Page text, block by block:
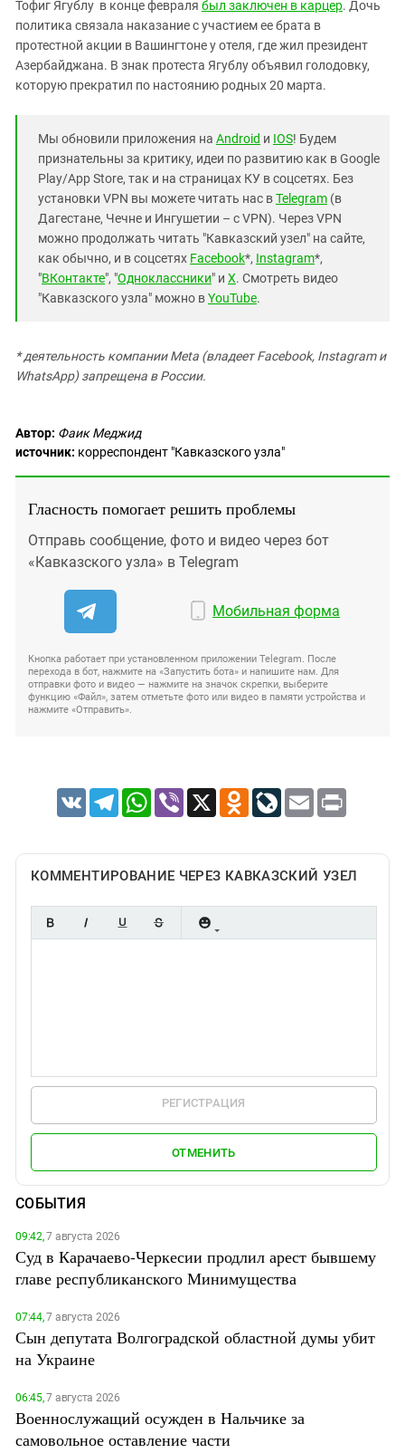
Тофиг Ягублу в конце февраля был заключен в карцер. Дочь
политика связала наказание с участием ее брата в
протестной акции в Вашингтоне у отеля, где жил президент
Азербайджана. В знак протеста Ягублу объявил голодовку,
которую прекратил по настоянию родных 20 марта.
Мы обновили приложения на Android и IOS! Будем
признательны за критику, идеи по развитию как в Google
Play/App Store, так и на страницах КУ в соцсетях. Без
установки VPN вы можете читать нас вTelegram (в
Дагестане, Чечне и Ингушетии – с VPN). Через VPN
можно продолжать читать "Кавказский узел" на сайте,
как обычно, и в соцсетях Facebook*, Instagram*,
"ВКонтакте", "Одноклассники" и X. Смотреть видео
"Кавказского узла" можно вYouTube.
* деятельность компании Meta (владеет Facebook, Instagram и
WhatsApp) запрещена в России.
Автор: Фаик Меджид
источник: корреспондент "Кавказского узла"
Гласность помогает решить проблемы
Отправь сообщение, фото и видео через бот
«Кавказского узла» в Telegram
Мобильная форма
Кнопка работает при установленном приложении Telegram. После
перехода в бот, нажмите на «Запустить бота» и напишите нам. Для
отправки фото и видео — нажмите на значок скрепки, выберите
функцию «Файл», затем отметьте фото или видео в памяти устройства и
нажмите «Отправить».
VK TelegramWhatsApp
Viber X Odnoklassniki
LiveJournal
Email Print
КОММЕНТИРОВАНИЕ ЧЕРЕЗ КАВКАЗСКИЙ УЗЕЛ
РЕГИСТРАЦИЯ
ОТМЕНИТЬ
СОБЫТИЯ
09:42,7 августа 2026
Суд в Карачаево-Черкесии продлил арест бывшему
главе республиканского Минимущества
07:44,7 августа 2026
Сын депутата Волгоградской областной думы убит
на Украине
06:45,7 августа 2026
Военнослужащий осужден в Нальчике за
самовольное оставление части